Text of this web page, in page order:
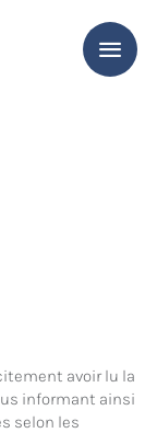
avoir lu la
informant ainsi
selon les